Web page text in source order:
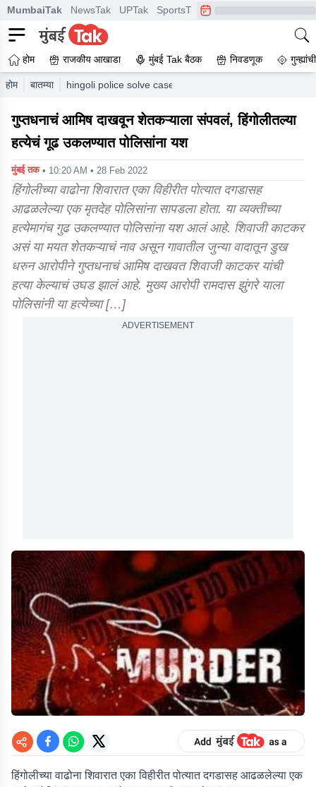
MumbaiTak NewsTak UPTak SportsTak CrimeTak
होम राजकीय आखाडा मुंबई Tak बैठक निवडणूक
होम बातम्या hingoli police solve case of mysterious murder case
गुप्तधनाचं आमिष दाखवून शेतकऱ्याला संपवलं, हिंगोलीतल्या
हत्येचं गूढ उकलण्यात पोलिसांना यश
मुंबई तक • 10:20 AM • 28 Feb 2022
हिंगोलीच्या वाढोना शिवारात एका विहीरीत पोत्यात दगडासह
आढळलेल्या एक मृतदेह पोलिसांना सापडला होता. या व्यक्तीच्या
हत्येमागंच गुढ उकलण्यात पोलिसांना यश आलं आहे. शिवाजी काटकर
असं या मयत शेतकऱ्याचं नाव असून गावातील जुन्या वादातून डुख
धरुन आरोपीने गुप्तधनाचं आमिष दाखवत शिवाजी काटकर यांची
हत्या केल्याचं उघड झालं आहे. मुख्य आरोपी रामदास झुंगरे याला
पोलिसांनी या हत्येच्या […]
ADVERTISEMENT
हिंगोलीच्या वाढोना शिवारात एका विहीरीत पोत्यात दगडासह आढळलेल्या एक